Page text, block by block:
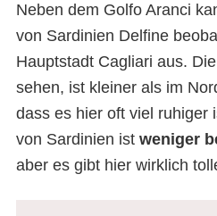
Neben dem Golfo Aranci
von Sardinien Delfine
Hauptstadt Cagliari aus.
sehen, ist kleiner als im
dass es hier oft viel ruhiger
von Sardinien ist weniger
aber es gibt hier wirklich